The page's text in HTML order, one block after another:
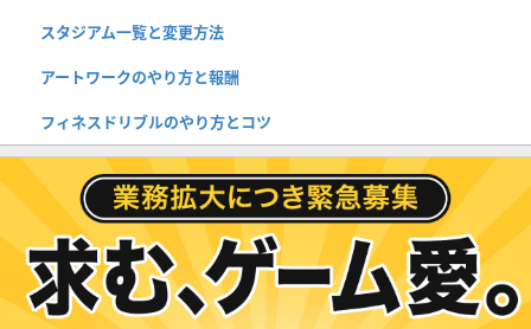
スタジアム一覧と変更方法
アートワークのやり方と報酬
フィネスドリブルのやり方とコツ